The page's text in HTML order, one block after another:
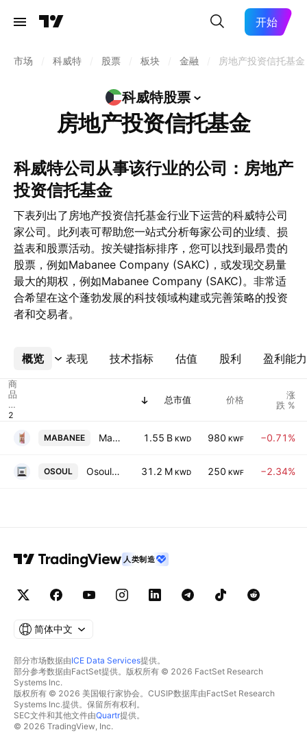
开始
市场 科威特 股票 板块 金融 房地产投资信托基金
科威特股票
房地产投资信托基金
科威特公司从事该行业的公司：房地产
投资信托基金
下表列出了房地产投资信托基金行业下运营的科威特公司
家公司。此列表可帮助您一站式分析每家公司的业绩、损
益表和股票活动。按关键指标排序，您可以找到最昂贵的
股票，例如Mabanee Company (SAKC)，或发现交易量
最大的期权，例如Mabanee Company (SAKC)。非常适
合希望在这个蓬勃发展的科技领域构建或完善策略的投资
者和交易者。
概览 表现 技术指标 估值 股利 盈利能力
更多
商
品
代
码
总市值 价格
涨
跌 %
MABANEE Mabanee Company (SAKC) 1.55 B KWD 980 KWF −0.71%
OSOUL Osoul Investment Co. (K.S.C.) Closed 31.2 M KWD 250 KWF −2.34%
人类制造
简体中文
部分市场数据由ICE Data Services提供。
部分参考数据由FactSet提供。版权所有 © 2026 FactSet Research
Systems Inc.
版权所有 © 2026 美国银行家协会。CUSIP数据库由FactSet Research
Systems Inc.提供。保留所有权利。
SEC文件和其他文件由Quartr提供。
© 2026 TradingView, Inc.